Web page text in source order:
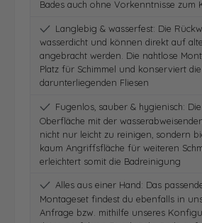
Bades auch ohne Vorkenntnisse zum
Langlebig & wasserfest: Die
wasserdicht und können direkt auf
angebracht werden. Die nahtlose
Platz für Schimmel und konserviert die
darunterliegenden Fliesen
Fugenlos, sauber & hygienisch:
Oberfläche mit der
nicht nur leicht zu reinigen, sondern
kaum Angriffsfläche für weiteren
erleichtert somit die Badreinigung
Alles aus einer Hand: Das
Montageset findest du ebenfalls in
Anfrage bzw. mithilfe unseres